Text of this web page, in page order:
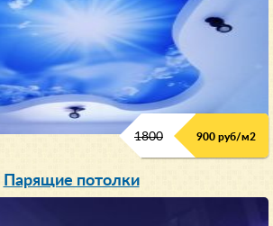
1800 900 руб/м2
Парящие потолки